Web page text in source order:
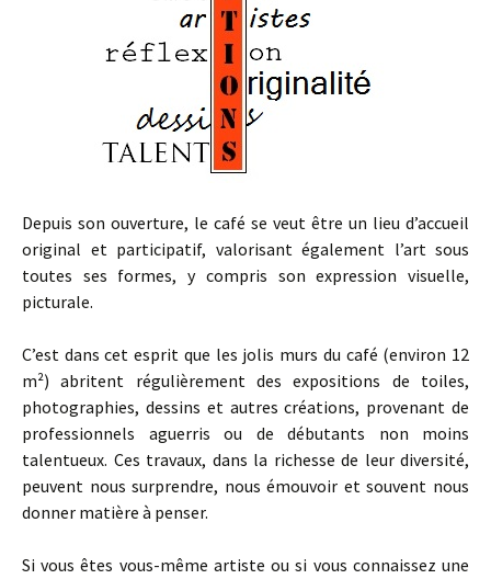
Depuis son ouverture, le café se veut être un lieu d’accueil
original et participatif, valorisant également l’art sous
toutes ses formes, y compris son expression visuelle,
picturale.
C’est dans cet esprit que les jolis murs du café (environ 12
m²) abritent régulièrement des expositions de toiles,
photographies, dessins et autres créations, provenant de
professionnels aguerris ou de débutants non moins
talentueux. Ces travaux, dans la richesse de leur diversité,
peuvent nous surprendre, nous émouvoir et souvent nous
donner matière à penser.
Si vous êtes vous-même artiste ou si vous connaissez une